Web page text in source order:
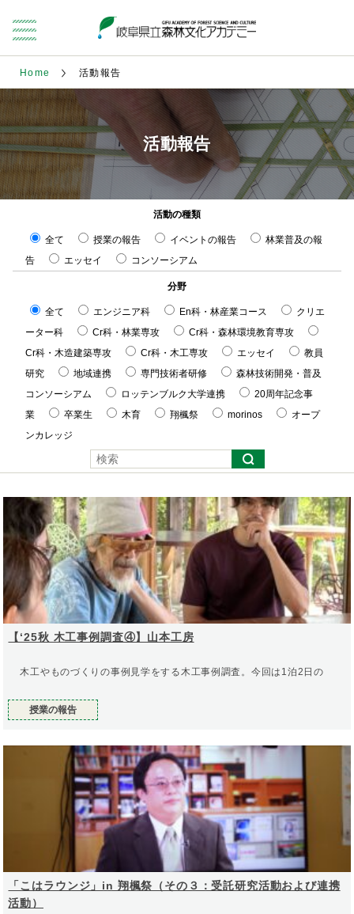
Home 活動報告
活動報告
活動の種類
全て 授業の報告 イベントの報告
林業普及の報
告
エッセイ コンソーシアム
分野
全て エンジニア科 En科・林産業コース
クリエ
ーター科
Cr科・林業専攻
Cr科・森林環境教育専攻
Cr科・木造建築専攻
Cr科・木工専攻 エッセイ
教員
研究
地域連携 専門技術者研修
森林技術開発・普及
コンソーシアム
ロッテンブルク大学連携
20周年記念事
業
卒業生 木育 翔楓祭 morinos
オープ
ンカレッジ
【‘25秋 木工事例調査④】山本工房
木工やものづくりの事例見学をする木工事例調査。今回は1泊2日の
授業の報告
「こはラウンジ」in 翔楓祭（その３：受託研究活動および連携
活動）